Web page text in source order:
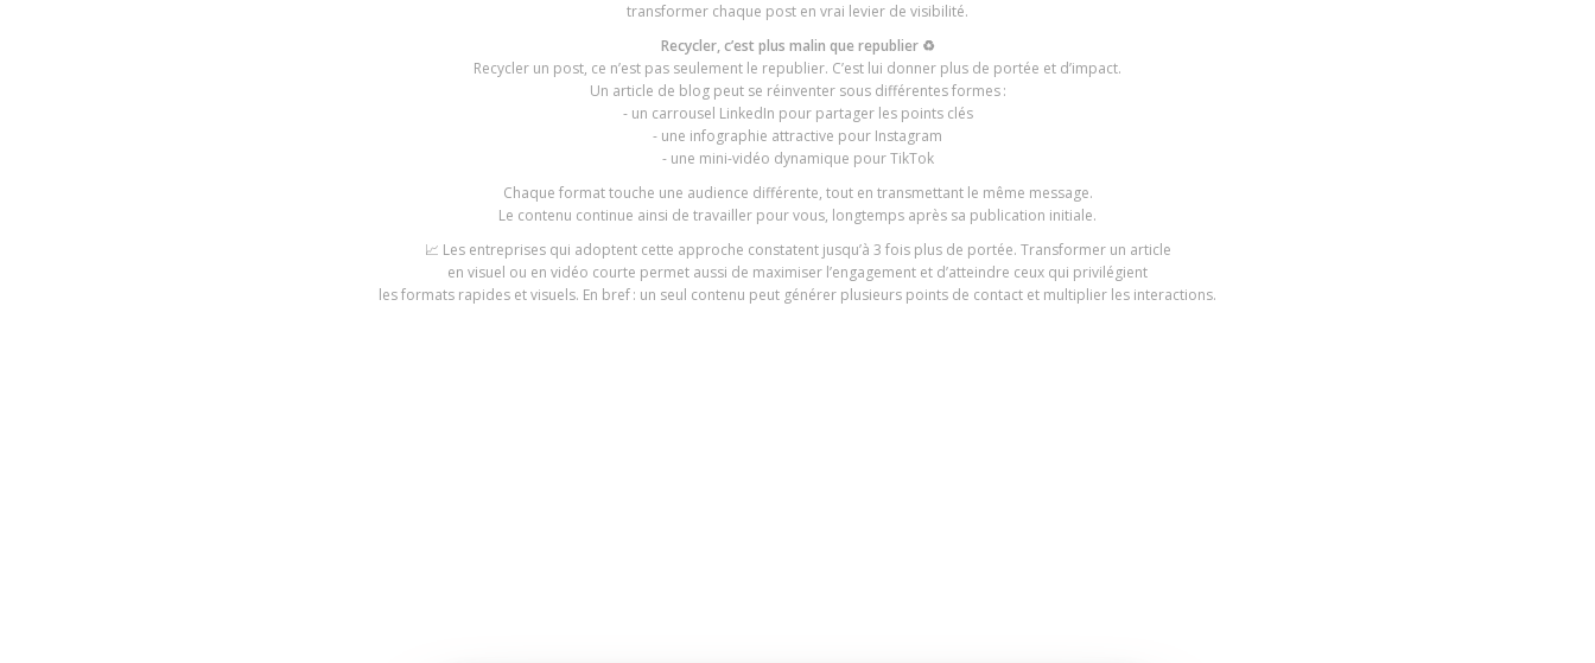
transformer chaque post en vrai levier de visibilité.
Recycler, c’est plus malin que republier ♻️
Recycler un post, ce n’est pas seulement le republier. C’est lui donner plus de portée et d’impact.
Un article de blog peut se réinventer sous différentes formes :
- un carrousel LinkedIn pour partager les points clés
- une infographie attractive pour Instagram
- une mini-vidéo dynamique pour TikTok
Chaque format touche une audience différente, tout en transmettant le même message.
Le contenu continue ainsi de travailler pour vous, longtemps après sa publication initiale.
📈 Les entreprises qui adoptent cette approche constatent jusqu’à 3 fois plus de portée. Transformer un article
en visuel ou en vidéo courte permet aussi de maximiser l’engagement et d’atteindre ceux qui privilégient
les formats rapides et visuels. En bref : un seul contenu peut générer plusieurs points de contact et multiplier les interactions.